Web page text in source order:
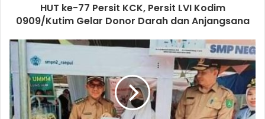
HUT ke-77 Persit KCK, Persit LVI Kodim
0909/Kutim Gelar Donor Darah dan Anjangsana